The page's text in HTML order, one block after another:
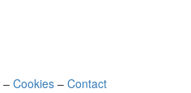
– Cookies – Contact